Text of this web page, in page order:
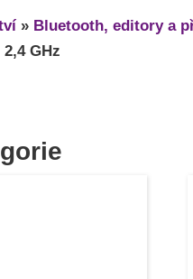
» Bluetooth, editory a
GHz